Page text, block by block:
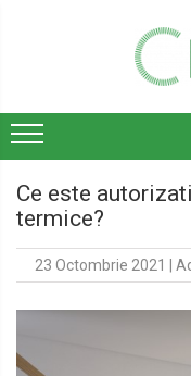
Ce este
termice?
23 Octombrie 2021